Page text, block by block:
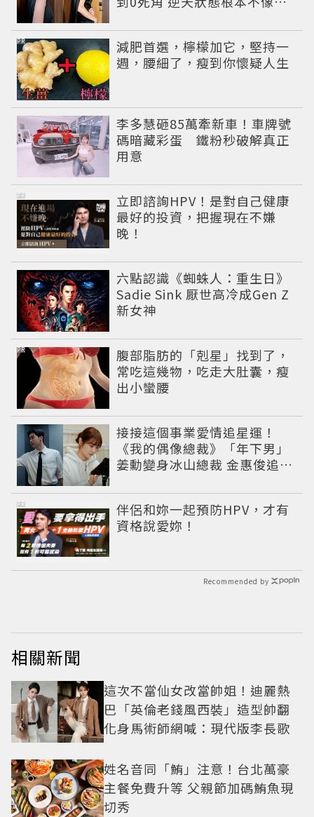
減肥首選，檸檬加它，堅持一
週，腰細了，瘦到你懷疑人生
PR
李多慧砸85萬牽新車！車牌號
碼暗藏彩蛋 鐵粉秒破解真正
用意
立即諮詢HPV！是對自己健康
最好的投資，把握現在不嫌
晚！
PR
六點認識《蜘蛛人：重生日》
Sadie Sink 厭世高冷成Gen Z
新女神
腹部脂肪的「剋星」找到了，
常吃這幾物，吃走大肚囊，瘦
出小蠻腰
PR
接接這個事業愛情追星運！
《我的偶像總裁》「年下男」
姜勳變身冰山總裁 金惠俊追星
伴侶和妳一起預防HPV，才有
資格說愛妳！
PR
Recommended by
相關新聞
這次不當仙女改當帥姐！迪麗熱
巴「英倫老錢風西裝」造型帥翻
化身馬術師網喊：現代版李長歌
姓名音同「鮪」注意！台北萬豪
主餐免費升等 父親節加碼鮪魚現
切秀